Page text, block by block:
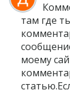
там где
моему